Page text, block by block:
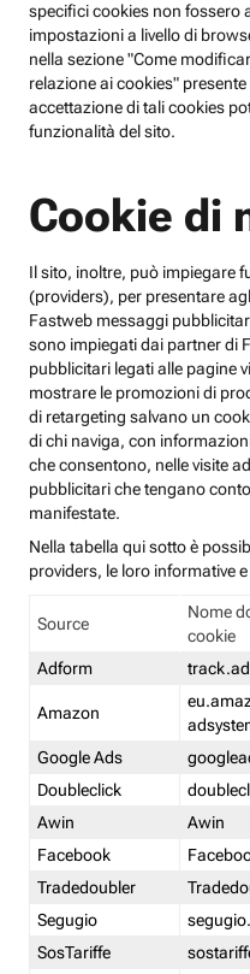
specifici cookies non fossero
impostazioni a livello di
nella sezione "Come
relazione ai cookies"
accettazione di tali cookies
funzionalità del sito.
Cookie di
Il sito, inoltre, può impiegare
(providers), per presentare
Fastweb messaggi
sono impiegati dai partner di
pubblicitari legati alle pagine
mostrare le promozioni di
di retargeting salvano un
di chi naviga, con
che consentono, nelle visite
pubblicitari che tengano
manifestate.
Nella tabella qui sotto è
providers, le loro informative
Source
Nome
cookie
Adform
Amazon
Google Ads
Doubleclick
Awin
Awin
Facebook
Tradedoubler
Segugio
SosTariffe